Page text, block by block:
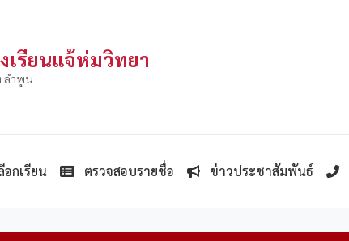
เรียนแจ้ห่มวิทยา
ลำพูน
อกเรียน ตรวจสอบรายชื่อ ข่าวประชาสัมพันธ์